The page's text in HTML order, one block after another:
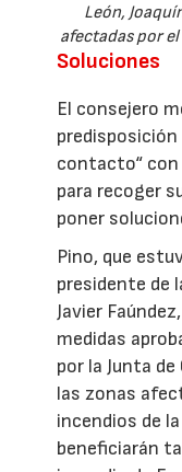
León,
afectadas por
Soluciones
El consejero
contacto“
para recoger
poner
Pino, que
presidente de
Javier
medidas
por la Junta
las zonas
incendios de
beneficiarán